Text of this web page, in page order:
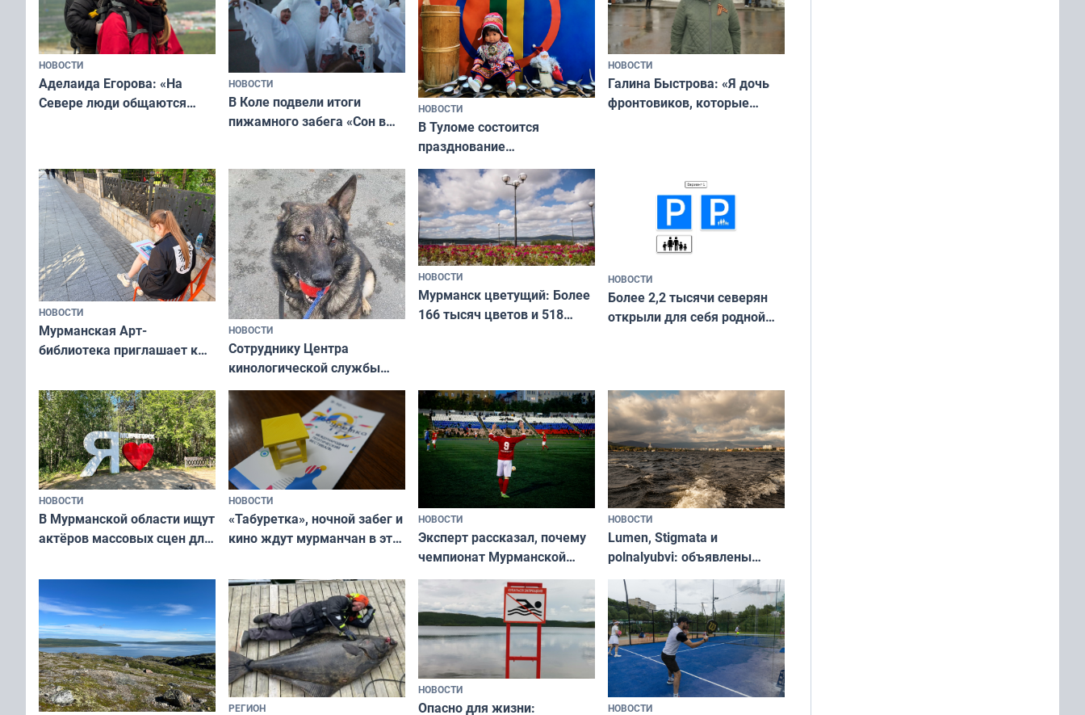
НОВОСТИ
Аделаида Егорова: «На
Севере люди общаются
НОВОСТИ
В Коле подвели итоги
пижамного забега «Сон в
НОВОСТИ
В Туломе состоится
празднование
Международного дня
коренных народов мира
НОВОСТИ
Галина Быстрова: «Я дочь
фронтовиков, которые
НОВОСТИ
Мурманская Арт-
библиотека приглашает к
и фотографов
НОВОСТИ
Сотруднику Центра
кинологической службы
ищут новый дом
НОВОСТИ
Мурманск цветущий: Более
166 тысяч цветов и 518
НОВОСТИ
Более 2,2 тысячи северян
открыли для себя родной
НОВОСТИ
В Мурманской области ищут
актёров массовых сцен для
короткометражном фильме
НОВОСТИ
«Табуретка», ночной забег и
кино ждут мурманчан в эти
НОВОСТИ
Эксперт рассказал, почему
чемпионат Мурманской
области по футболу остался
незамеченным
НОВОСТИ
Lumen, Stigmata и
polnalyubvi: объявлены
хедлайнеры фестиваля
«Имандра» в 2026 года
РЕГИОН
НОВОСТИ
Опасно для жизни: НОВОСТИ